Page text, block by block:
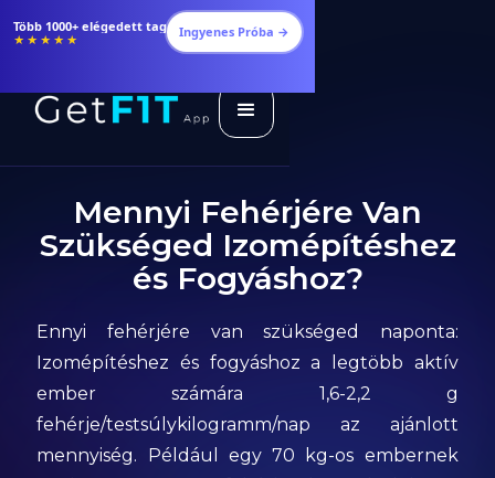
Több 1000+ elégedett tag
★★★★★ Ingyenes Próba →
Mennyi Fehérjére Van
Szükséged Izomépítéshez
és Fogyáshoz?
Ennyi fehérjére van szükséged naponta:
Izomépítéshez és fogyáshoz a legtöbb aktív
ember számára 1,6-2,2 g
fehérje/testsúlykilogramm/nap az ajánlott
mennyiség. Például egy 70 kg-os embernek